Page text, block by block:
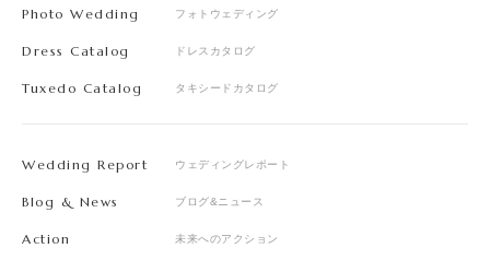
Photo Wedding フォトウェディング
Dress Catalog ドレスカタログ
Tuxedo Catalog タキシードカタログ
Wedding Report ウェディングレポート
Blog & News ブログ&ニュース
Action 未来へのアクション